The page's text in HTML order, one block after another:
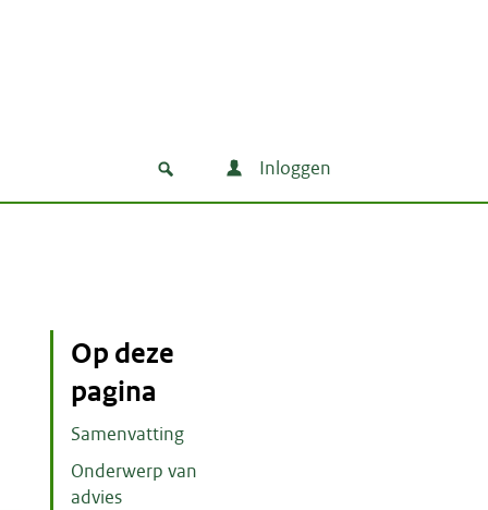
Inloggen
Op deze
pagina
Samenvatting
Onderwerp van
advies